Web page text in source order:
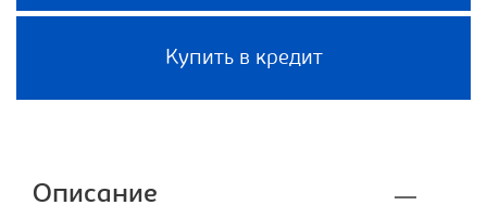
Купить в кредит
Описание